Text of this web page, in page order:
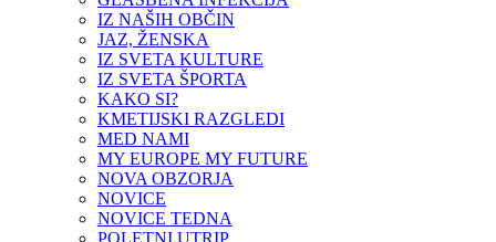
IZ NAŠIH OBČIN
JAZ, ŽENSKA
IZ SVETA KULTURE
IZ SVETA ŠPORTA
KAKO SI?
KMETIJSKI RAZGLEDI
MED NAMI
MY EUROPE MY FUTURE
NOVA OBZORJA
NOVICE
NOVICE TEDNA
POLETNI UTRIP